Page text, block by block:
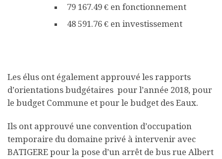
79 167.49 € en fonctionnement
48 591.76 € en investissement
Les élus ont également approuvé les rapports
d’orientations budgétaires pour l’année 2018, pour
le budget Commune et pour le budget des Eaux.
Ils ont approuvé une convention d’occupation
temporaire du domaine privé à intervenir avec
BATIGERE pour la pose d’un arrêt de bus rue Albert